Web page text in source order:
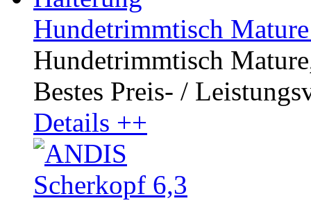
Hundetrimmtisch
Hundetrimmtisch
Bestes Preis- /
Details ++